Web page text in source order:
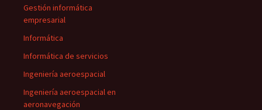
Gestión informática
empresarial
Informática
Informática de servicios
Ingeniería aeroespacial
Ingeniería aeroespacial en
aeronavegación